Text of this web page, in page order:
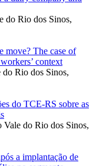
do Rio dos Sinos,
move? The case of
context
Rio dos Sinos,
do TCE-RS sobre as
Vale do Rio dos Sinos,
a implantação de